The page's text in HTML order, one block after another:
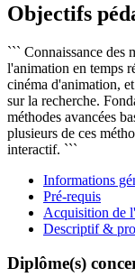
Objectifs
``` Connaissance des
l'animation en temps
cinéma d'animation,
sur la recherche.
méthodes avancées
plusieurs de ces
interactif. ```
Informations
Pré-requis
Acquisition de
Descriptif &
Diplôme(s)